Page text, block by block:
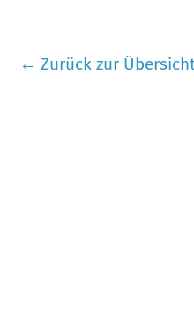
← Zurück zur